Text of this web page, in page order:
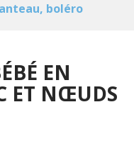
boléro
EN
ET NŒUDS